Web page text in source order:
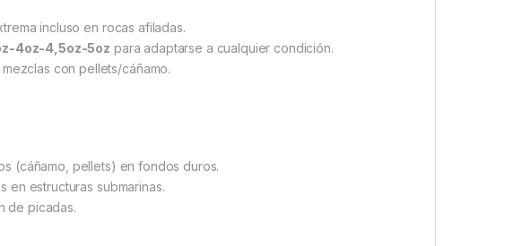
incluso en rocas afiladas.
4oz-4,5oz-5oz para adaptarse a cualquier condición.
con pellets/cáñamo.
(cáñamo, pellets) en fondos duros.
en estructuras submarinas.
de picadas.